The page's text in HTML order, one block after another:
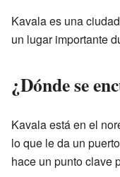
Kavala es una
un lugar importante
¿Dónde se
Kavala está en el
lo que le da un
hace un punto clave